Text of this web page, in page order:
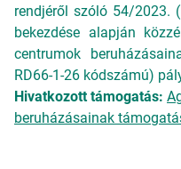
rendjéről szóló 54/2023.
bekezdése alapján
centrumok
RD66-1-26 kódszámú)
Hivatkozott támogatás:
beruházásainak